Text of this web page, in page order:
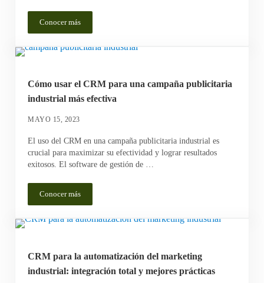
Conocer másPreguntas de ventas para determinar las necesidades de un
Cómo usar el CRM para una campaña publicitaria
industrial más efectiva
MAYO 15, 2023
El uso del CRM en una campaña publicitaria industrial es
crucial para maximizar su efectividad y lograr resultados
exitosos. El software de gestión de …
Conocer másCómo usar el CRM para una campaña publicitaria industrial
CRM para la automatización del marketing
industrial: integración total y mejores prácticas